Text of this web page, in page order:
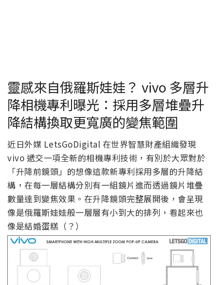
靈感來自俄羅斯娃娃？ vivo 多層升
降相機專利曝光：採用多層堆疊升
降結構換取更寬廣的變焦範圍
近日外媒 LetsGoDigital 在世界智慧財產組織發現
vivo 遞交一項全新的相機專利技術，有別於大眾對於
「升降前鏡頭」的想像這款新專利採用多層的升降結
構，在每一層結構分別有一組鏡片進而透過鏡片堆疊
數量達到變焦效果。在升降鏡頭完整展開後，會呈現
像是俄羅斯娃娃般一層層有小到大的排列，看起來也
像是結婚蛋糕（？）